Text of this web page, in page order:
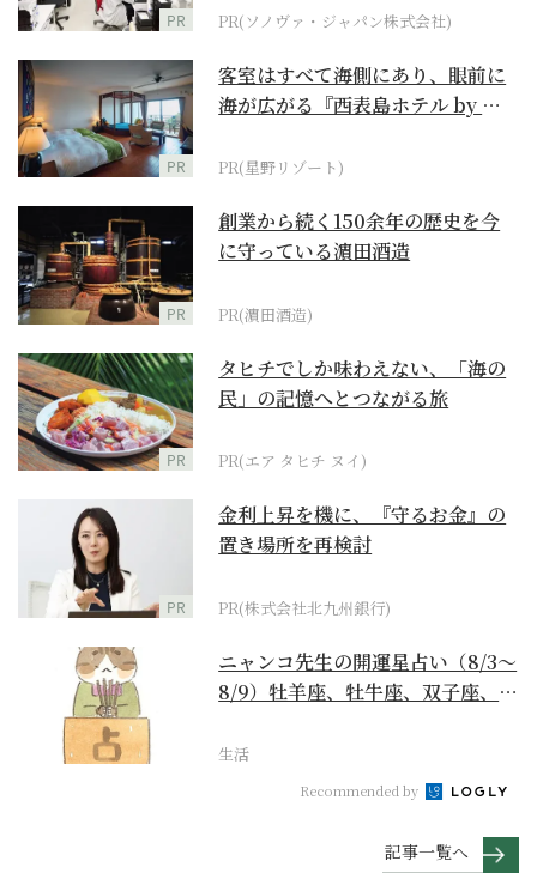
PR PR(ソノヴァ・ジャパン株式会社)
PR
客室はすべて海側にあり、眼前に
海が広がる『西表島ホテル by 星
PR(星野リゾート)
PR
創業から続く150余年の歴史を今
に守っている濵田酒造
PR(濵田酒造)
PR
タヒチでしか味わえない、「海の
民」の記憶へとつながる旅
PR(エア タヒチ ヌイ)
PR
金利上昇を機に、『守るお金』の
置き場所を再検討
PR(株式会社北九州銀行)
ニャンコ先生の開運星占い（8/3～
8/9）牡羊座、牡牛座、双子座、蟹
生活
Recommended by
記事一覧へ